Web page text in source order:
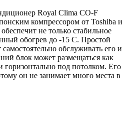
Royal Clima CO-F
компрессором от Toshiba и
не только стабильное
обогрев до -15 С. Простой
обслуживать его и
блок может размещаться как
горизонтально под потолком. Его
он не занимает много места в